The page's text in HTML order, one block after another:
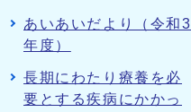
あいあいだより（令和3
年度）
長期にわたり療養を必
要とする疾病にかかっ